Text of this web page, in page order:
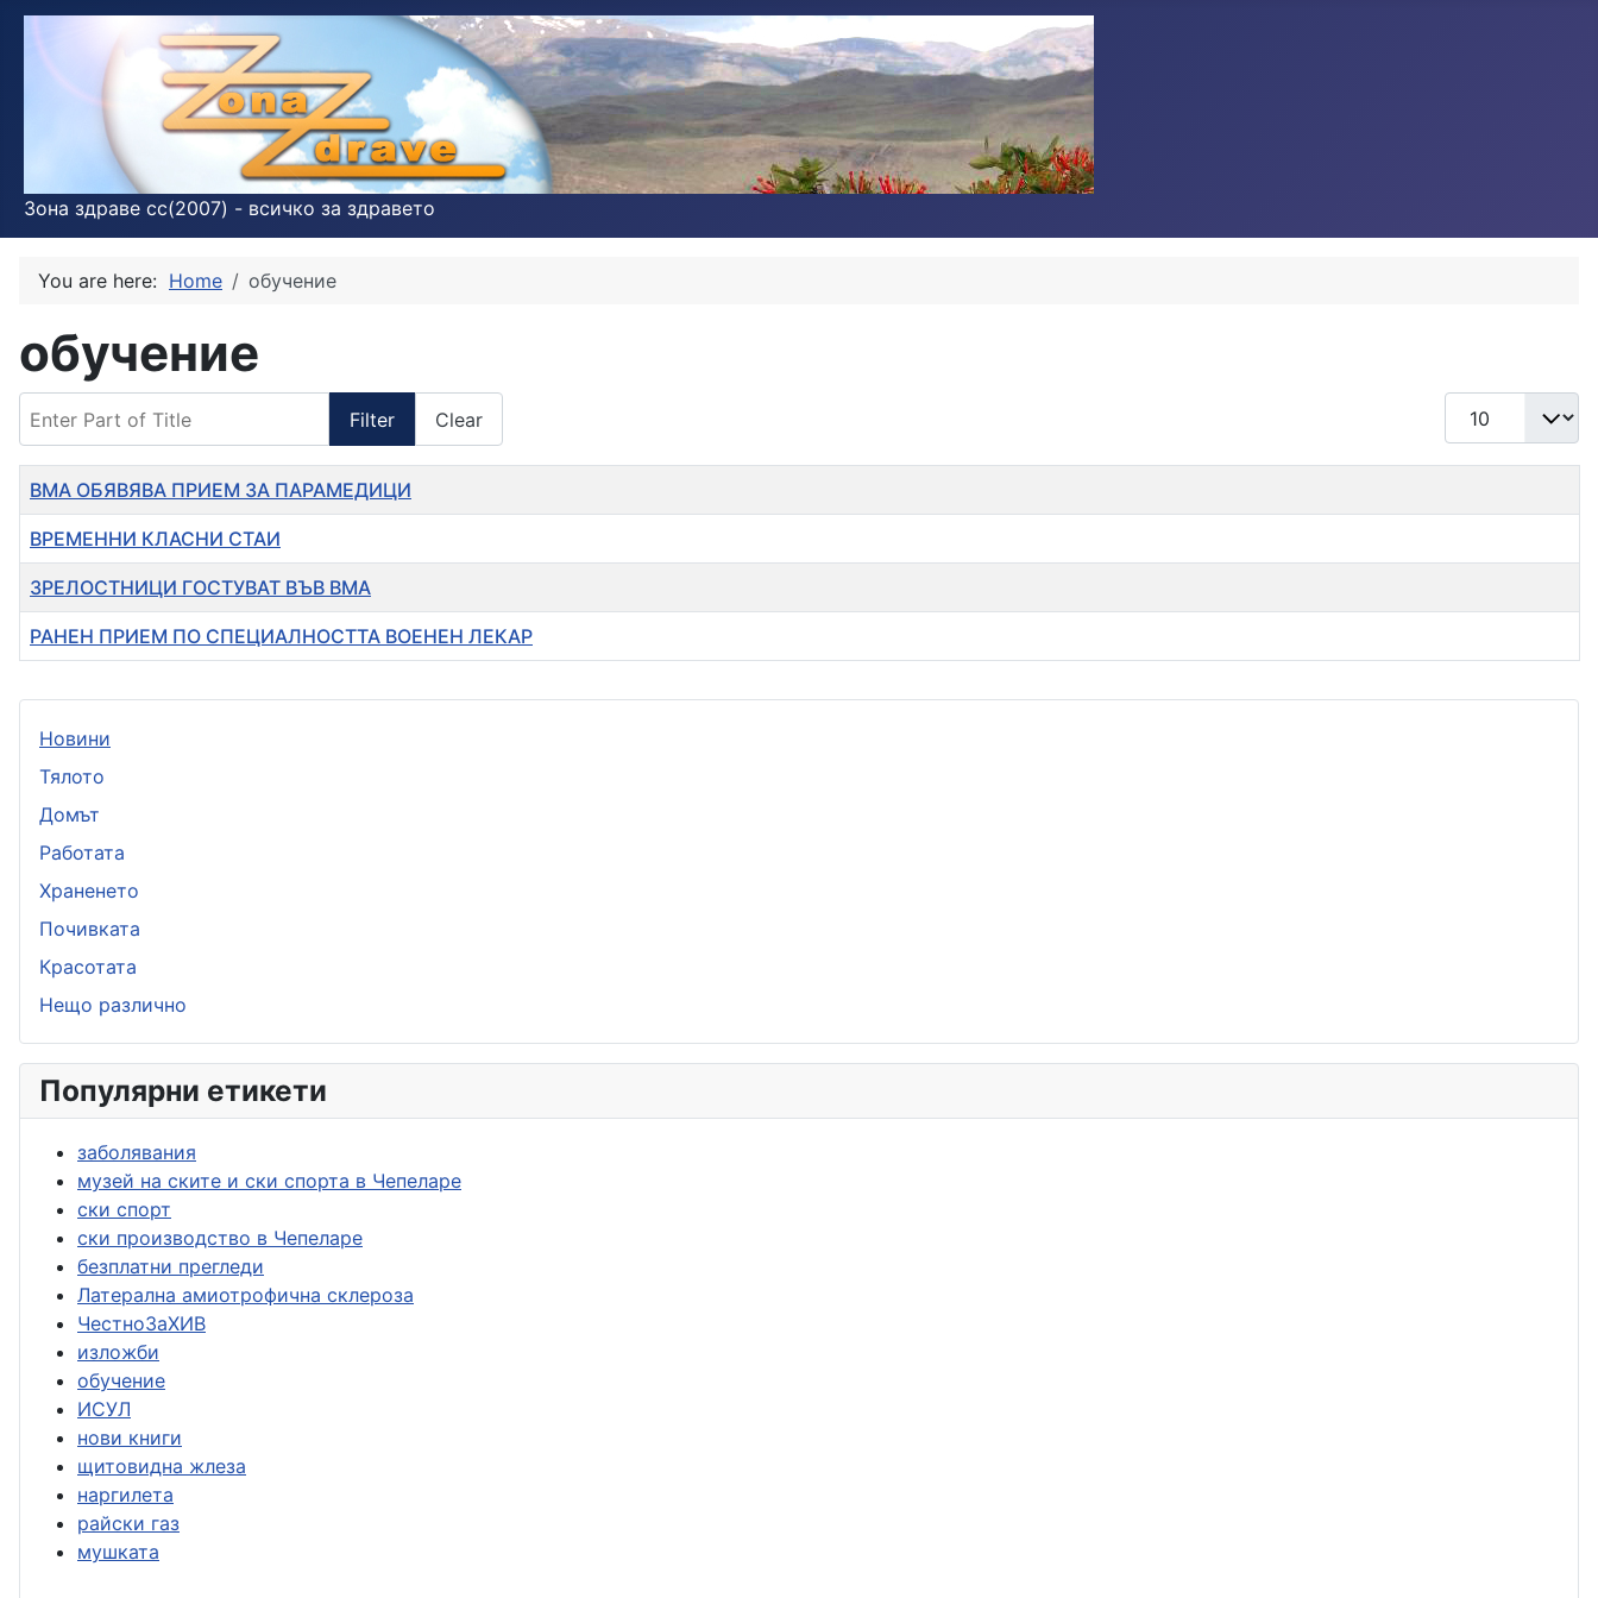
Зона здраве cc(2007) - всичко за здравето
You are here: Home обучение
обучение
Filter Clear
Display #
Title
ВМА ОБЯВЯВА ПРИЕМ ЗА ПАРАМЕДИЦИ
ВРЕМЕННИ КЛАСНИ СТАИ
ЗРЕЛОСТНИЦИ ГОСТУВАТ ВЪВ ВМА
РАНЕН ПРИЕМ ПО СПЕЦИАЛНОСТТА ВОЕНЕН ЛЕКАР
Новини
Тялото
Домът
Работата
Храненето
Почивката
Красотата
Нещо различно
Популярни етикети
заболявания
музей на ските и ски спорта в Чепеларе
ски спорт
ски производство в Чепеларе
безплатни прегледи
Латерална амиотрофична склероза
ЧестноЗаХИВ
изложби
обучение
ИСУЛ
нови книги
щитовидна жлеза
наргилета
райски газ
мушката